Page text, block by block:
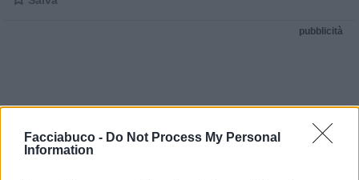
Facciabuco - Do Not Process My Personal
Information
pubblicità